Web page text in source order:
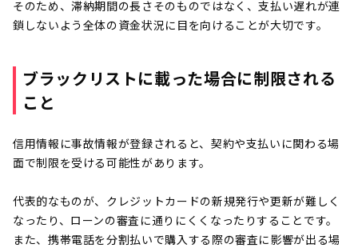
そのため、滞納期間の長さそのものではなく、支払い遅れが連
鎖しないよう全体の資金状況に目を向けることが大切です。
ブラックリストに載った場合に制限される
こと
信用情報に事故情報が登録されると、契約や支払いに関わる場
面で制限を受ける可能性があります。
代表的なものが、クレジットカードの新規発行や更新が難しく
なったり、ローンの審査に通りにくくなったりすることです。
また、携帯電話を分割払いで購入する際の審査に影響が出る場